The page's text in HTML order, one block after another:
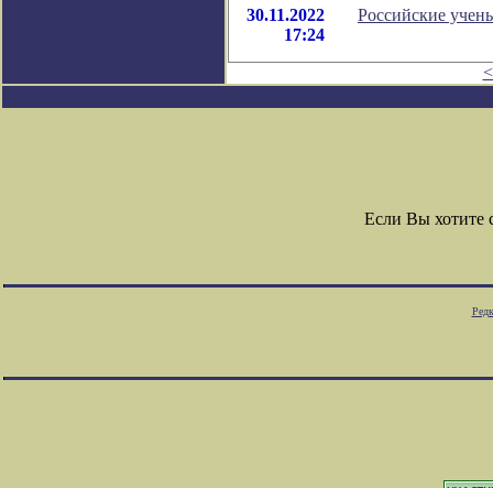
30.11.2022
17:24
Российские
Если Вы хотите